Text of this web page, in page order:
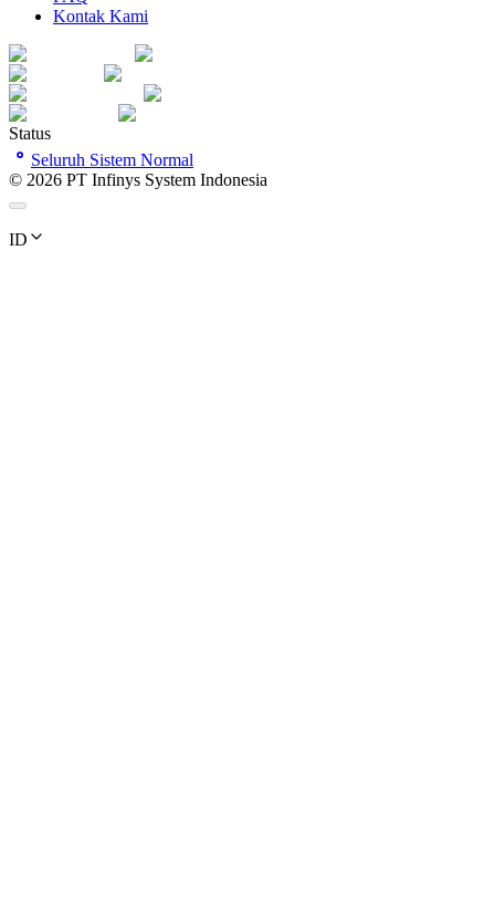
Kontak Kami
Status
Seluruh Sistem Normal
© 2026 PT Infinys System Indonesia
ID